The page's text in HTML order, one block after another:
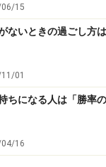
15
ないときの過ごし方
01
ちになる人は「勝率
16